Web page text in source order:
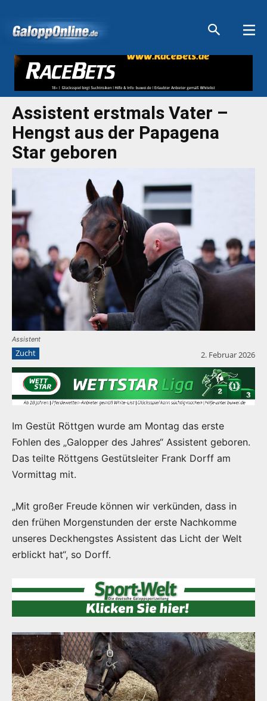
Assistent erstmals Vater –
Hengst aus der Papagena
Star geboren
Assistent
Zucht 2. Februar 2026
Im Gestüt Röttgen wurde am Montag das erste
Fohlen des „Galopper des Jahres“ Assistent geboren.
Das teilte Röttgens Gestütsleiter Frank Dorff am
Vormittag mit.
„Mit großer Freude können wir verkünden, dass in
den frühen Morgenstunden der erste Nachkomme
unseres Deckhengstes Assistent das Licht der Welt
erblickt hat“, so Dorff.